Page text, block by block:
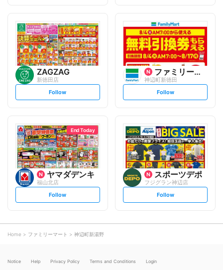
l
o
w
l
o
w
ZAGZAG
新徳田店
s
l
o
w
Follow
ファミリーマート
神辺町新徳田
s
l
o
w
Follow
End Today
ヤマダデンキ
福山北店
s
l
o
Follow
スポーツデポ
フジグラン神辺店
s
l
Follow
Home ファミリーマート 神辺町新湯野
Notice Help Privacy Policy Terms and Conditions Login